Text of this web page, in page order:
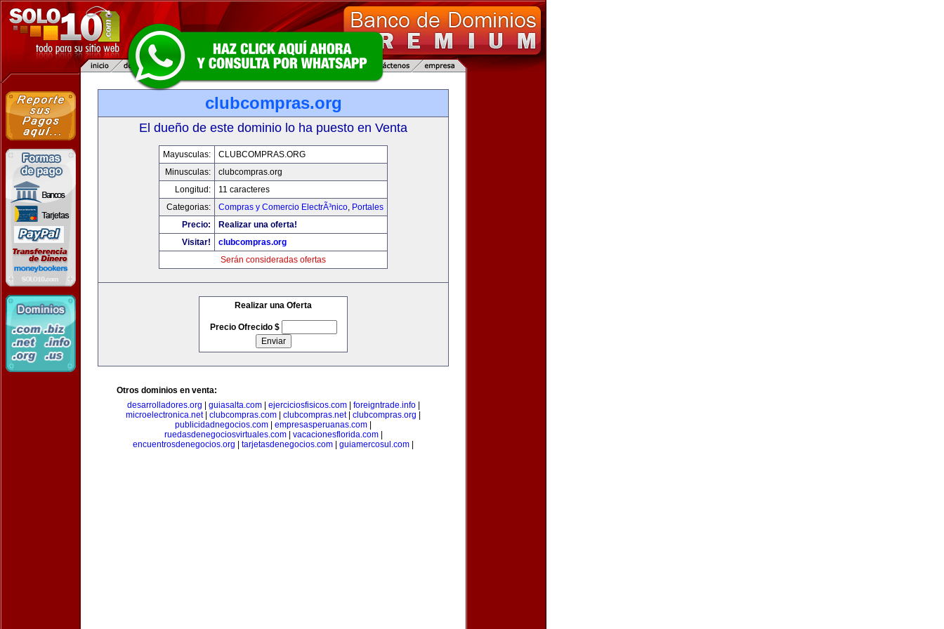
clubcompras.org
El dueño de este dominio lo ha puesto en Venta
Mayusculas:
CLUBCOMPRAS.ORG
Minusculas:
clubcompras.org
Longitud:
11 caracteres
Categorias:
Compras y Comercio ElectrÃ³nico, Portales
Precio:
Realizar una oferta!
Visitar!
clubcompras.org
Serán consideradas ofertas
Realizar una Oferta
Precio Ofrecido $
Otros dominios en venta:
desarrolladores.org
guiasalta.com| ejerciciosfisicos.com| foreigntrade.info|
microelectronica.net| clubcompras.com clubcompras.net| clubcompras.org
publicidadnegocios.com
empresasperuanas.com
ruedasdenegociosvirtuales.com| vacacionesflorida.com|
encuentrosdenegocios.org
tarjetasdenegocios.com guiamercosul.com